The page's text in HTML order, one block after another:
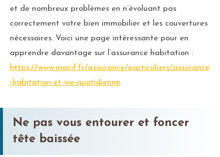
et de nombreux problèmes en n’évoluant pas
correctement votre bien immobilier et les couvertures
nécessaires. Voici une page intéressante pour en
apprendre davantage sur l’assurance habitation :
https://www.macif.fr/assurance/particuliers/assurance
-habitation-et-vie-quotidienne.
Ne pas vous entourer et foncer
tête baissée